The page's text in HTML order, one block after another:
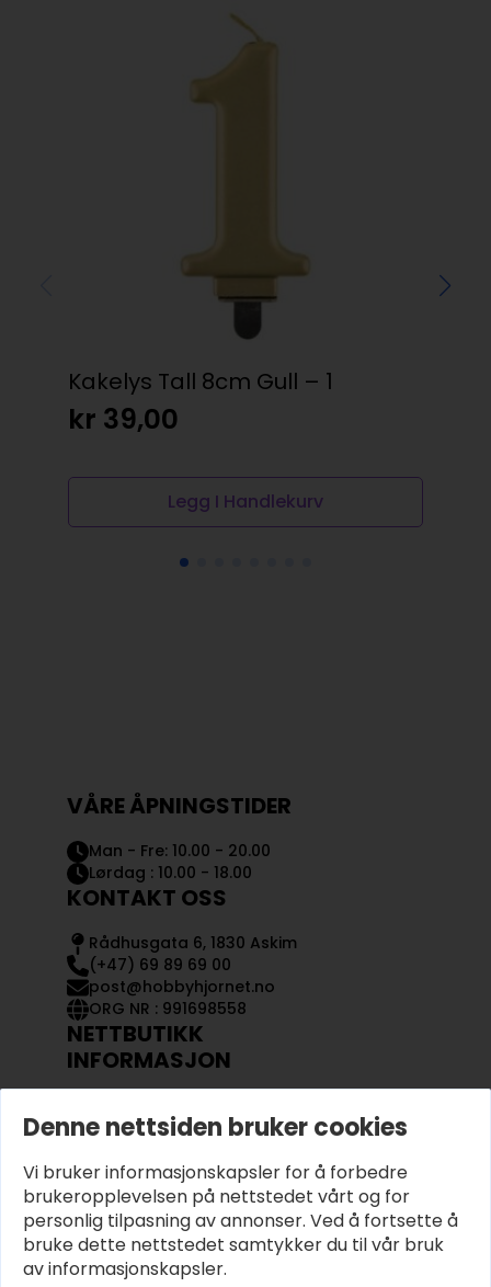
Kakelys Tall 8cm Gull – 1
kr 39,00
Legg I Handlekurv
VÅRE ÅPNINGSTIDER
Man - Fre: 10.00 - 20.00
Lørdag : 10.00 - 18.00
KONTAKT OSS
Rådhusgata 6, 1830 Askim
(+47) 69 89 69 00
post@hobbyhjornet.no
ORG NR : 991698558
NETTBUTIKK
INFORMASJON
OM OSS
KJØPSVILKÅR OG BETINGELSER
PERSONVERN
Denne nettsiden bruker cookies
Vi bruker informasjonskapsler for å forbedre
brukeropplevelsen på nettstedet vårt og for
personlig tilpasning av annonser. Ved å fortsette å
bruke dette nettstedet samtykker du til vår bruk
av informasjonskapsler.